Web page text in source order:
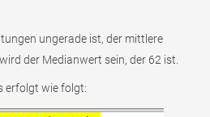
ungerade ist, der mittlere
der Medianwert sein, der 62 ist.
erfolgt wie folgt: